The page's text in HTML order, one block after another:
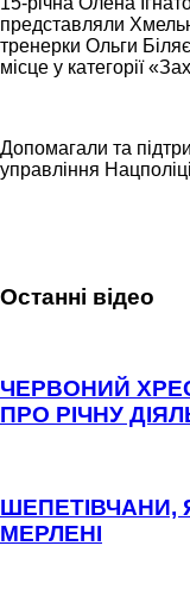
представляли
тренерки Ольги
місце у категорії
Допомагали та
управління
Останні відео
ЧЕРВОНИЙ
ПРО РІЧНУ
ШЕПЕТІВЧАНИ,
МЕРЛЕНІ